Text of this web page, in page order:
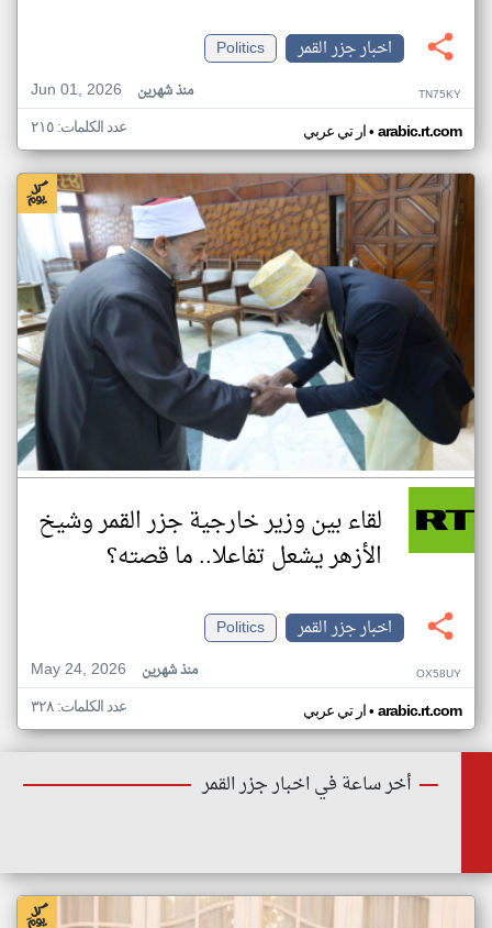
اخبار جزر القمر
Politics
Jun 01, 2026
منذ شهرين TN75KY
ار تي عربي• arabic.rt.com عدد الكلمات: ٢١٥
لقاء بين وزير خارجية جزر القمر وشيخ
الأزهر يشعل تفاعلا.. ما قصته؟
اخبار جزر القمر
Politics
May 24, 2026
منذ شهرين OX58UY
ار تي عربي• arabic.rt.com عدد الكلمات: ٣٢٨
أخر ساعة في اخبار جزر القمر